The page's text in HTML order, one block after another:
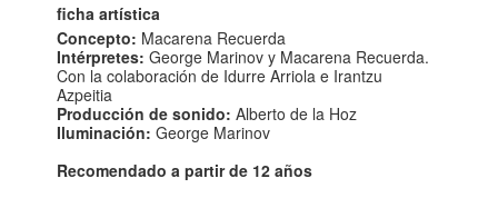
ficha artística
Concepto: Macarena Recuerda
Intérpretes:George Marinov y Macarena Recuerda.
Con la colaboración de Idurre Arriola e Irantzu
Azpeitia
Producción de sonido: Alberto de la Hoz
Iluminación: George Marinov
Recomendado a partir de 12 años